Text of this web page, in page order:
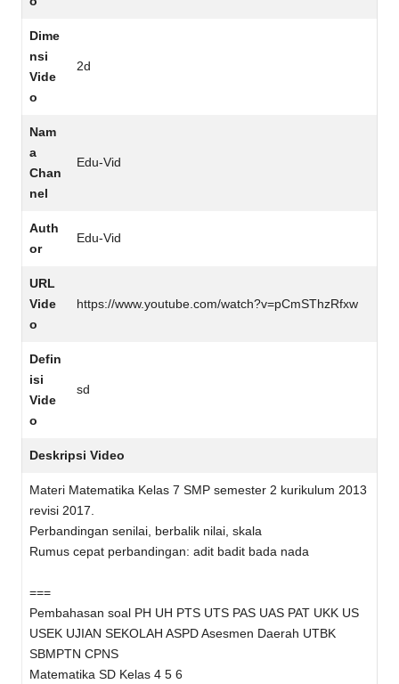
Dime
nsi
Vide
o
2d
Nam
a
Chan
nel
Edu-Vid
Auth
or
Edu-Vid
URL
Vide
o
https://www.youtube.com/watch?v=pCmSThzRfxw
Defin
isi
Vide
o
sd
Deskripsi Video
Materi Matematika Kelas 7 SMP semester 2 kurikulum 2013
revisi 2017.
Perbandingan senilai, berbalik nilai, skala
Rumus cepat perbandingan: adit badit bada nada
===
Pembahasan soal PH UH PTS UTS PAS UAS PAT UKK US
USEK UJIAN SEKOLAH ASPD Asesmen Daerah UTBK
SBMPTN CPNS
Matematika SD Kelas 4 5 6